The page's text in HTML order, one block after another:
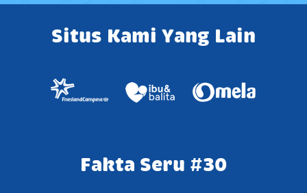
Situs Kami Yang Lain
Fakta Seru #30